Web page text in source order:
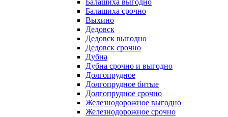
Балашиха выгодно
Балашиха срочно
Выхино
Дедовск
Дедовск выгодно
Дедовск срочно
Дубна
Дубна срочно и выгодно
Долгопрудное
Долгопрудное битые
Долгопрудное срочно
Железнодорожное выгодно
Железнодорожное срочно